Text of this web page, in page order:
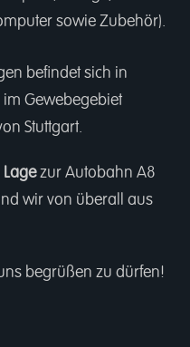
sowie Zubehör).
befindet sich in
im Gewebegebiet
Stuttgart.
zur Autobahn A8
wir von überall aus
begrüßen zu dürfen!